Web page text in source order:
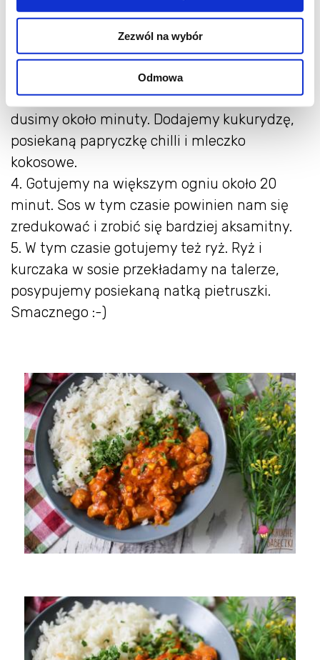
Zezwól na wybór
Odmowa
lodówki.
2. Na głębokiej patelni rozgrzewamy oliwę,
wrzucamy kurczaka i obsmażamy na rumiano
3. Wlewamy pomidory z puszki, mieszamy i
dusimy około minuty. Dodajemy kukurydzę,
posiekaną papryczkę chilli i mleczko
kokosowe.
4. Gotujemy na większym ogniu około 20
minut. Sos w tym czasie powinien nam się
zredukować i zrobić się bardziej aksamitny.
5. W tym czasie gotujemy też ryż. Ryż i
kurczaka w sosie przekładamy na talerze,
posypujemy posiekaną natką pietruszki.
Smacznego :-)